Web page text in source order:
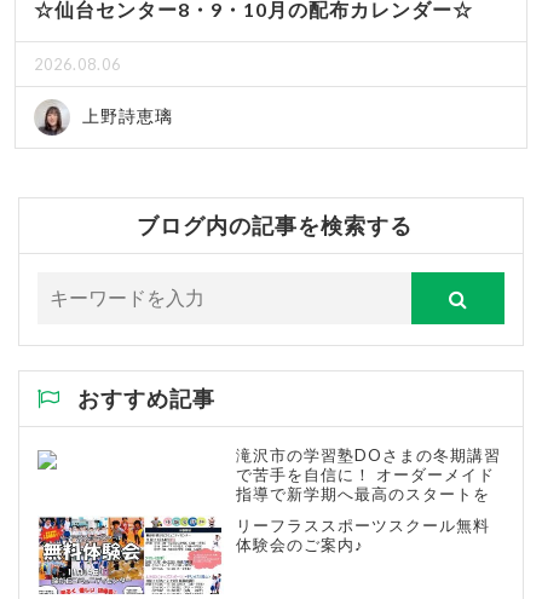
☆仙台センター8・9・10月の配布カレンダー☆
2026.08.06
上野詩恵璃
ブログ内の記事を検索する
おすすめ記事
滝沢市の学習塾DOさまの冬期講習
で苦手を自信に！ オーダーメイド
指導で新学期へ最高のスタートを
リーフラススポーツスクール無料
体験会のご案内♪